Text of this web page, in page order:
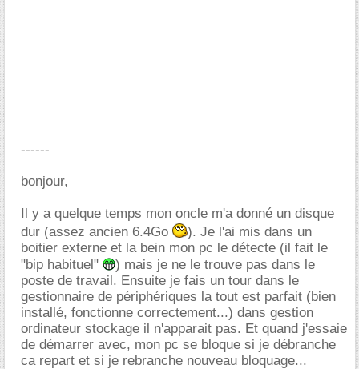
------
bonjour,
Il y a quelque temps mon oncle m'a donné un disque
dur (assez ancien 6.4Go
). Je l'ai mis dans un
boitier externe et la bein mon pc le détecte (il fait le
"bip habituel"
) mais je ne le trouve pas dans le
poste de travail. Ensuite je fais un tour dans le
gestionnaire de périphériques la tout est parfait (bien
installé, fonctionne correctement...) dans gestion
ordinateur stockage il n'apparait pas. Et quand j'essaie
de démarrer avec, mon pc se bloque si je débranche
ca repart et si je rebranche nouveau bloquage...